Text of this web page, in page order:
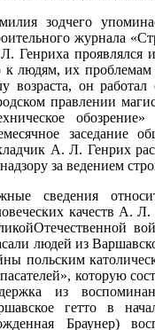
зодчего
журнала
Генриха проявлялся
к людям, их
возраста, он
правлении
заседание
А. Л. Генрих
за ведением
сведения
качеств А.
людей из
польским
которую
из
гетто в
Браунер)